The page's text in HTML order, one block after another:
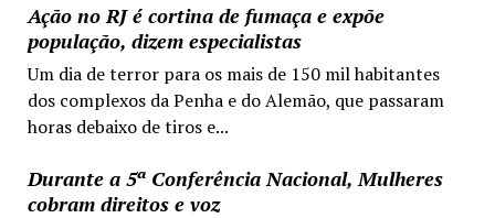
Ação no RJ é cortina de fumaça e expõe
população, dizem especialistas
Um dia de terror para os mais de 150 mil habitantes
dos complexos da Penha e do Alemão, que passaram
horas debaixo de tiros e...
Durante a 5ª Conferência Nacional, Mulheres
cobram direitos e voz